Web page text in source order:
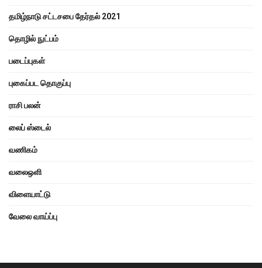
தமிழ்நாடு சட்டசபை தேர்தல் 2021
தொழில் நுட்பம்
படைப்புகள்
புகைப்பட தொகுப்பு
ராசி பலன்
லைப் ஸ்டைல்
வணிகம்
வலைஒளி
விளையாட்டு
வேலை வாய்ப்பு